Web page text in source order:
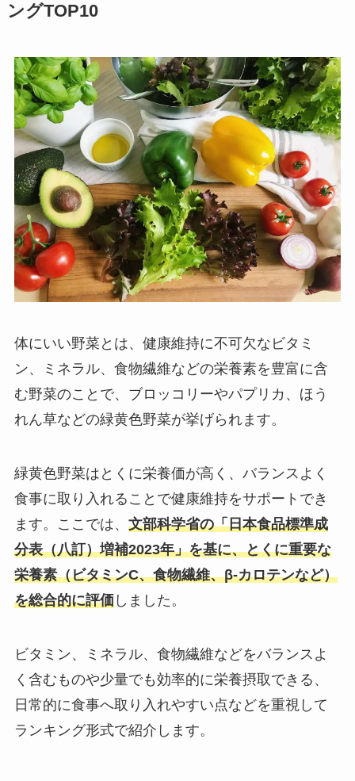
ングTOP10
体にいい野菜とは、健康維持に不可欠なビタミ
ン、ミネラル、食物繊維などの栄養素を豊富に含
む野菜のことで、ブロッコリーやパプリカ、ほう
れん草などの緑黄色野菜が挙げられます。
緑黄色野菜はとくに栄養価が高く、バランスよく
食事に取り入れることで健康維持をサポートでき
ます。ここでは、 文部科学省の「日本食品標準成
分表（八訂）増補2023年」を基に、とくに重要な
栄養素（ビタミンC、食物繊維、β-カロテンなど）
を総合的に評価しました。
ビタミン、ミネラル、食物繊維などをバランスよ
く含むものや少量でも効率的に栄養摂取できる、
日常的に食事へ取り入れやすい点などを重視して
ランキング形式で紹介します。